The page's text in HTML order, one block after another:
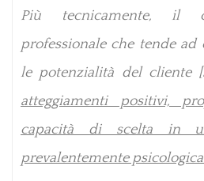
Più tecnicamente, il
professionale che tende ad
le potenzialità del cliente
atteggiamenti positivi,
capacità di scelta in
prevalentemente